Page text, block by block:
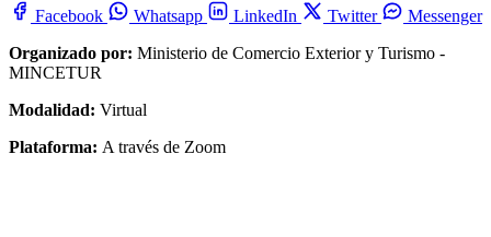
Facebook
Whatsapp LinkedIn Twitter
Messenger
Organizado por: Ministerio de Comercio Exterior y Turismo -
MINCETUR
Modalidad: Virtual
Plataforma: A través de Zoom